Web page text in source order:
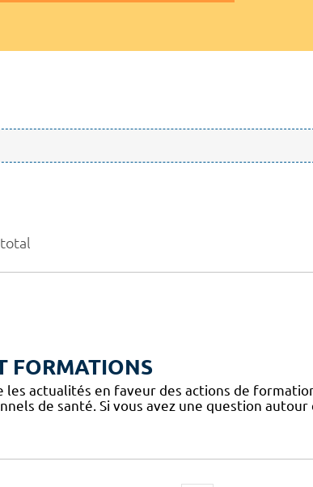
total
FORMATIONS
les actualités en faveur des actions de
de santé. Si vous avez une question